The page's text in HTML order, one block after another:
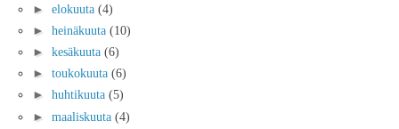
► elokuuta (4)
► heinäkuuta (10)
► kesäkuuta (6)
► toukokuuta (6)
► huhtikuuta (5)
► maaliskuuta (4)